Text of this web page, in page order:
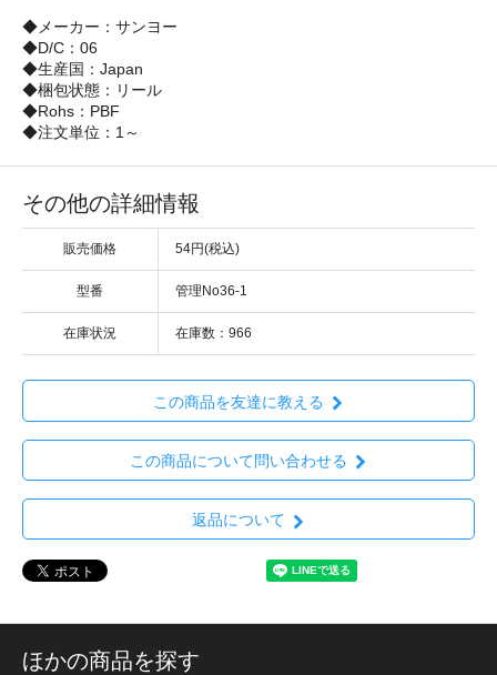
◆メーカー：サンヨー
◆D/C：06
◆生産国：Japan
◆梱包状態：リール
◆Rohs：PBF
◆注文単位：1～
その他の詳細情報
販売価格 54円(税込)
型番 管理No36-1
在庫状況 在庫数：966
この商品を友達に教える
この商品について問い合わせる
返品について
ほかの商品を探す